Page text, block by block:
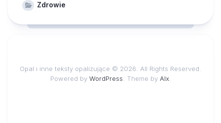
Zdrowie
Opal i inne teksty opalizujące © 2026. All Rights Reserved.
Powered by WordPress . Theme by Alx